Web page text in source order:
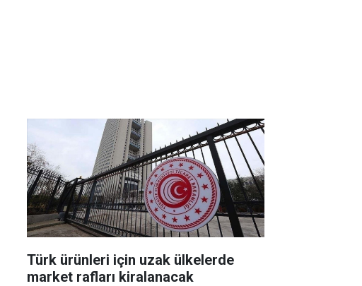
Türk ürünleri için uzak ülkelerde
market rafları kiralanacak